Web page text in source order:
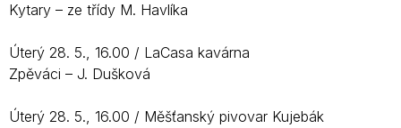
Kytary ­– ze třídy M. Havlíka
Úterý 28. 5., 16.00 / LaCasa kavárna
Zpěváci – J. Dušková
Úterý 28. 5., 16.00 / Měšťanský pivovar Kujebák